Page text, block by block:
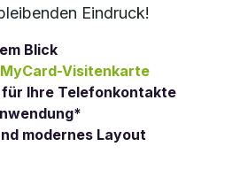
Eindruck!
Blick
Visitenkarte
für Ihre Telefonkontakte
modernes Layout